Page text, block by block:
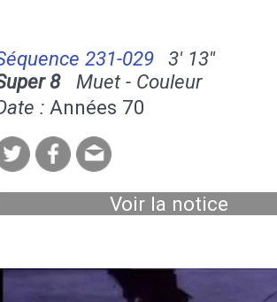
231-029
3' 13''
8Muet - Couleur
: Années 70
Voir la notice